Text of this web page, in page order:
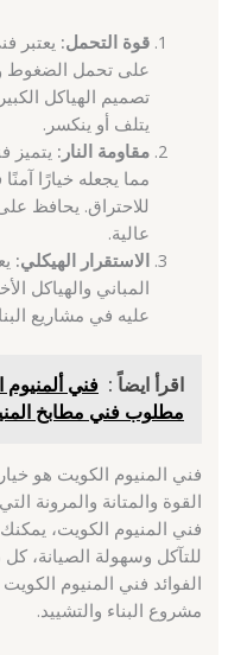
قوة التحمل: يعتبر
على تحمل الضغوط
تصميم الهياكل
يتلف أو ينكسر.
مقاومة النار: يتميز
مما يجعله خيارًا
للاحتراق. يحافظ
عالية.
الاستقرار الهيكلي:
المباني والهياكل
عليه في مشاريع
اقرأ ايضاً :
مطلوب فني مطابخ
فني المنيوم الكويت هو
القوة والمتانة والمرونة
فني المنيوم الكويت،
للتآكل وسهولة الصيانة،
الفوائد فني المنيوم
مشروع البناء والتشييد.